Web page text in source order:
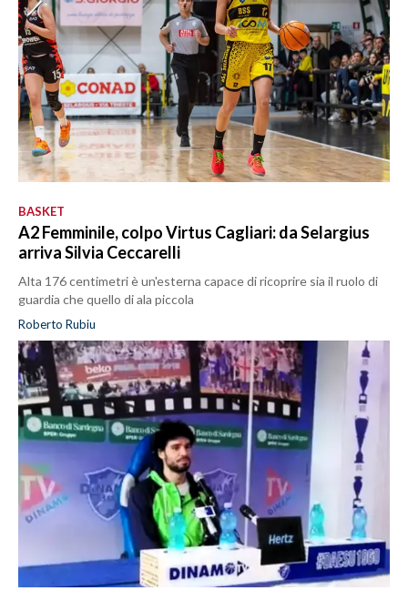
BASKET
A2 Femminile, colpo Virtus Cagliari: da Selargius
arriva Silvia Ceccarelli
Alta 176 centimetri è un'esterna capace di ricoprire sia il ruolo di
guardia che quello di ala piccola
Roberto Rubiu